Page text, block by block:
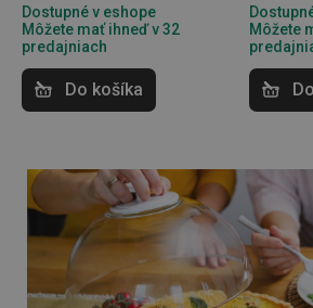
Dostupné v eshope
Môžete mať ihneď v 32
predajniach
Do košíka
Môžete